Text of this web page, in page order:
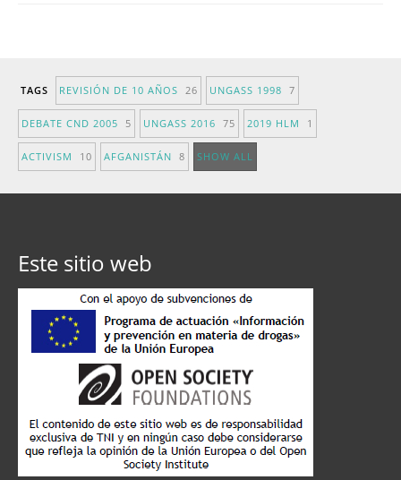
TAGS REVISIÓN DE 10 AÑOS 26 UNGASS 1998 7
DEBATE CND 2005 5 UNGASS 2016 75 2019 HLM 1
ACTIVISM 10 AFGANISTÁN 8 SHOW ALL
Este sitio web